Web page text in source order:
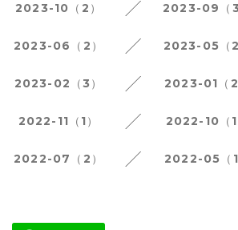
2023-10（2） 2023-09（3
2023-06（2） 2023-05（2
2023-02（3） 2023-01（2
2022-11（1） 2022-10（1
2022-07（2） 2022-05（1